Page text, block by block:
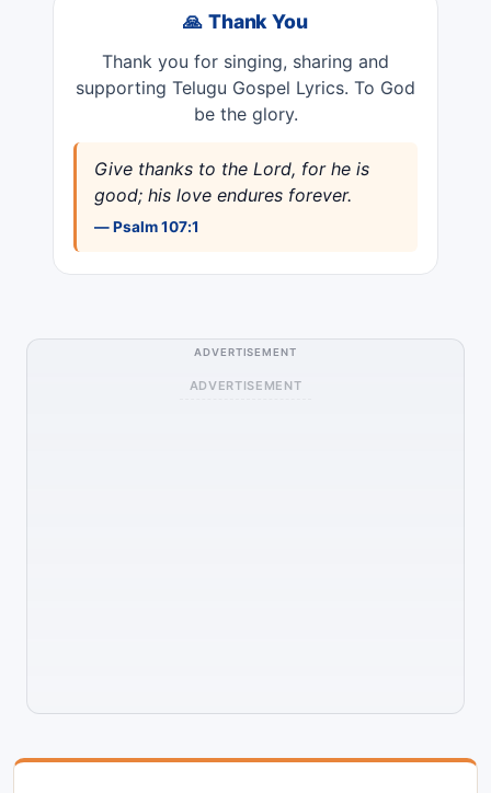
🙏 Thank You
Thank you for singing, sharing and
supporting Telugu Gospel Lyrics. To God
be the glory.
Give thanks to the Lord, for he is
good; his love endures forever.
— Psalm 107:1
ADVERTISEMENT
ADVERTISEMENT